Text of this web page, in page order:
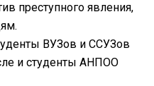
преступного явления,
ВУЗов и ССУЗов
и студенты АНПОО